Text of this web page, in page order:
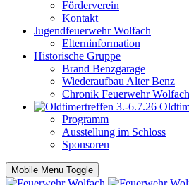
Förderverein
Kontakt
Jugendfeuerwehr Wolfach
Elterninformation
Historische Gruppe
Brand Benzgarage
Wiederaufbau Alter Benz
Chronik Feuerwehr Wolfach
Programm
Ausstellung im Schloss
Sponsoren
Mobile Menu Toggle